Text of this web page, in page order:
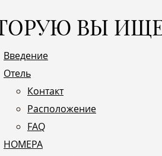
BЫ
Введение
Отель
Контакт
Расположение
FAQ
НОМЕРА